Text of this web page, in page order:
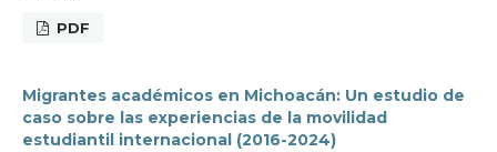
PDF
Migrantes académicos en Michoacán: Un estudio de
caso sobre las experiencias de la movilidad
estudiantil internacional (2016-2024)